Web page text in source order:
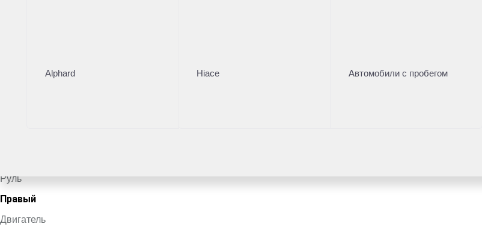
Alphard Hiace Автомобили с пробегом
Белый
Руль
Правый
Двигатель